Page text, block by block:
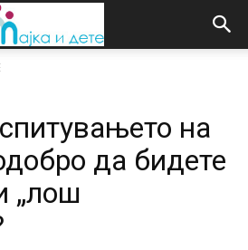
на
да бидете
„лош